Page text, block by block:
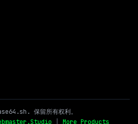
保留所有权利。
More Products